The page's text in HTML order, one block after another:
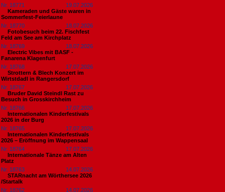
Nr. 18771
19.07.2026
Kameraden und Gäste waren in
Sommerfest-Feierlaune
Nr. 18770
18.07.2026
Fotobesuch beim 22. Fischfest
Feld am See am Kirchplatz
Nr. 18769
18.07.2026
Electric Vibes mit BASF -
Fanarena Klagenfurt
Nr. 18768
17.07.2026
Strottern & Blech Konzert im
Wirtstdadl in Rangersdorf
Nr. 18767
17.07.2026
Bruder David Steindl Rast zu
Besuch in Grosskirchheim
Nr. 18766
17.07.2026
Internationalen Kinderfestivals
2026 in der Burg
Nr. 18765
17.07.2026
Internationalen Kinderfestivals
2026 – Eröffnung im Wappensaal
Nr. 18764
17.07.2026
Internationale Tänze am Alten
Platz
Nr. 18763
14.07.2026
STARnacht am Wörthersee 2026
/Startalk
Nr. 18762
14.07.2026